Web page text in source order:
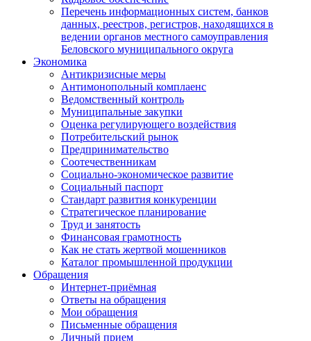
Перечень информационных систем, банков
данных, реестров, регистров, находящихся в
ведении органов местного самоуправления
Беловского муниципального округа
Экономика
Антикризисные меры
Антимонопольный комплаенс
Ведомственный контроль
Муниципальные закупки
Оценка регулирующего воздействия
Потребительский рынок
Предпринимательство
Соотечественникам
Социально-экономическое развитие
Социальный паспорт
Стандарт развития конкуренции
Стратегическое планирование
Труд и занятость
Финансовая грамотность
Как не стать жертвой мошенников
Каталог промышленной продукции
Обращения
Интернет-приёмная
Ответы на обращения
Мои обращения
Письменные обращения
Личный прием